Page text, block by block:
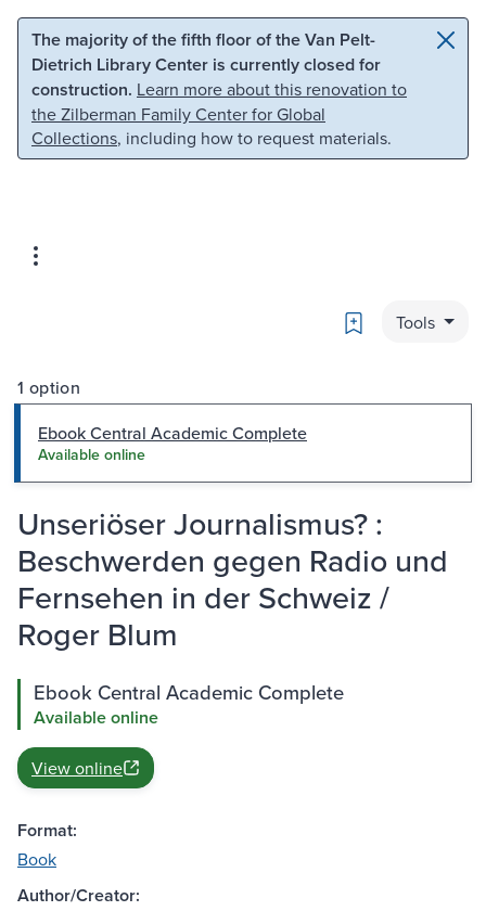
Skip to main content Skip to search
The majority of the fifth floor of the Van Pelt-
Dietrich Library Center is currently closed for
construction. Learn more about this renovation to
the Zilberman Family Center for Global
Collections, including how to request materials.
Bookmark
Tools
1 option
Ebook Central Academic Complete
Available online
Unseriöser Journalismus? :
Beschwerden gegen Radio und
Fernsehen in der Schweiz /
Roger Blum
Ebook Central Academic Complete
Available online
View online
Format:
Book
Author/Creator: